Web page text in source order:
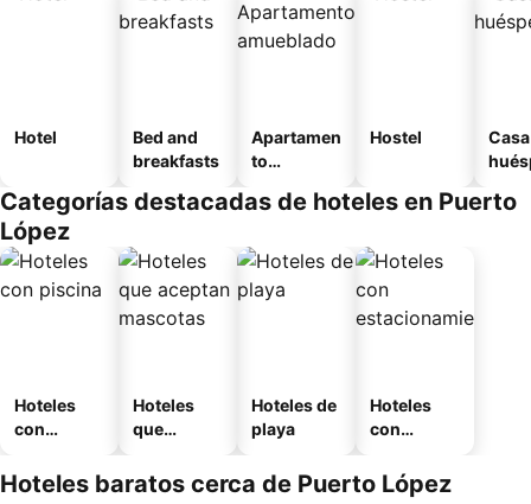
Hotel
Bed and
breakfasts
Apartamen
to
o
Hostel
Categorías destacadas de hoteles en Puerto
López
Hoteles
con
Hoteles
que
mascotas
Hoteles de
playa
Hoteles
con
miento
Hoteles baratos cerca de Puerto López